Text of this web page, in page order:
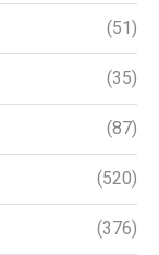
(51)
(35)
(87)
(520)
(376)